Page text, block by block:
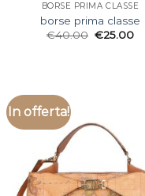
BORSE PRIMA CLASSE
borse prima classe
€40.00 €25.00
In offerta!